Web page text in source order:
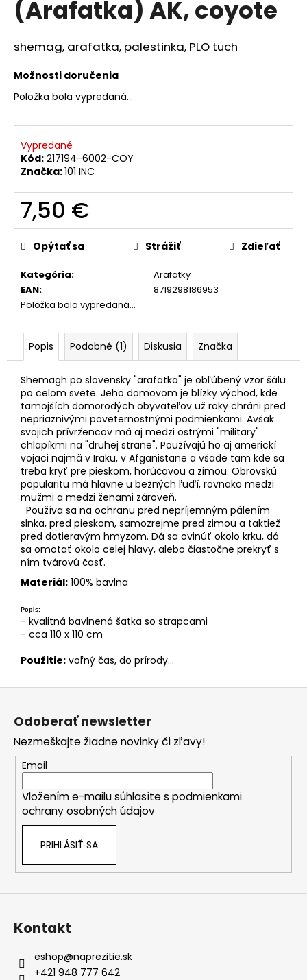
(Arafatka) AK, coyote
shemag, arafatka, palestinka, PLO tuch
Možnosti doručenia
Položka bola vypredaná…
Vypredané
Kód: 217194-6002-COY
Značka:101 INC
7,50 €
Jednotková
cena:
Kategória:
Arafatky
EAN:
8719298186953
Položka bola vypredaná…
Opýtať sa Strážiť Zdieľať
Popis Podobné (1) Diskusia Značka
Shemagh po slovensky "arafatka" je obľúbený vzor šálu
po celom svete. Jeho domovom je blízky východ, kde
tamojších domorodých obyvateľov už roky chráni pred
nepriaznivými poveternostnými podmienkami. Avšak
svojich prívržencov má aj medzi ostrými "military"
chlapíkmi na "druhej strane". Používajú ho aj americkí
vojaci najmä v Iraku, v Afganistane a všade tam kde sa
treba kryť pre pieskom, horúčavou a zimou. Obrovskú
popularitu má hlavne u bežných ľuďí, rovnako medzi
mužmi a medzi ženami zároveň.
Používa sa na ochranu pred nepríjemným pálením
slnka, pred pieskom, samozrejme pred zimou a taktiež
pred dotieravým hmyzom. Dá sa ovinúť okolo krku, dá
sa omotať okolo celej hlavy, alebo čiastočne prekryť s
ním tvárovú časť.
Materiál: 100% bavlna
Popis:
- kvalitná bavlnená šatka so strapcami
- cca 110 x 110 cm
Použitie: voľný čas, do prírody...
á
s
ť
?
HĽADAŤ
O
d
p
ú
č
m
Z
Odoberať newsletter
Nezmeškajte žiadne novinky či zľavy!
Email
Vložením e-mailu súhlasíte s podmienkami
ochrany osobných údajov
PRIHLÁSIŤ SA
Kontakt
eshop@naprezitie.sk
+421 948 777 642